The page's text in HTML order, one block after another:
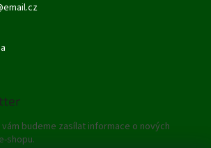
email.cz
budeme zasílat informace o nových
shopu.